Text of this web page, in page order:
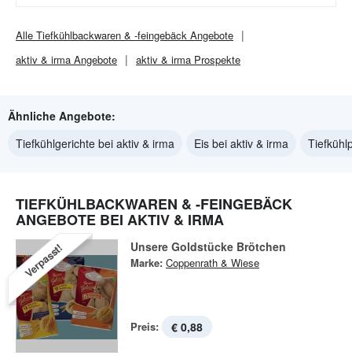
Alle Tiefkühlbackwaren & -feingebäck Angebote
aktiv & irma Angebote aktiv & irma Prospekte
Ähnliche Angebote:
Tiefkühlgerichte bei aktiv & irma
Eis bei aktiv & irma
TIEFKÜHLBACKWAREN & -FEINGEBÄCK
ANGEBOTE BEI AKTIV & IRMA
Verpasst! Unsere Goldstücke Brötchen
Marke: Coppenrath & Wiese
Preis: € 0,88